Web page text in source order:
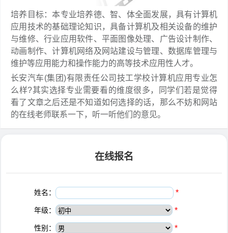
培养目标：本专业培养德、智、体全面发展，具有计算机
应用技术的基础理论知识，具备计算机及相关设备的维护
与维修、行业应用软件、平面图像处理、广告设计制作、
动画制作、计算机网络及网站建设与管理、数据库管理与
维护等应用能力和操作能力的高等技术应用性人才。
长安汽车(集团)有限责任公司技工学校计算机应用专业怎
么样?其实选择专业需要看的维度很多，同学们若是觉得
看了文章之后还是不知道如何选择的话，那么不妨和网站
的在线老师联系一下，听一听他们的意见。
在线报名
姓名： *
年级： *
性别： *